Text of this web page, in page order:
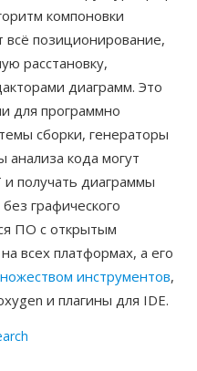
компоновки
всё позиционирование,
расстановку,
диаграмм. Это
для программно
сборки, генераторы
кода могут
и получать диаграммы
графического
ПО с открытым
всех платформах, а его
инструментов,
и плагины для IDE.